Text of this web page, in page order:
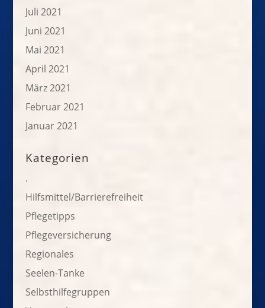
Juli 2021
Juni 2021
Mai 2021
April 2021
März 2021
Februar 2021
Januar 2021
Kategorien
.
Hilfsmittel/Barrierefreiheit
Pflegetipps
Pflegeversicherung
Regionales
Seelen-Tanke
Selbsthilfegruppen